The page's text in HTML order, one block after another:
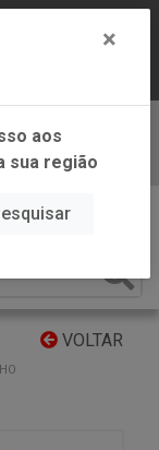
DE
nosso APP
VOLTAR
×
aos
sua região